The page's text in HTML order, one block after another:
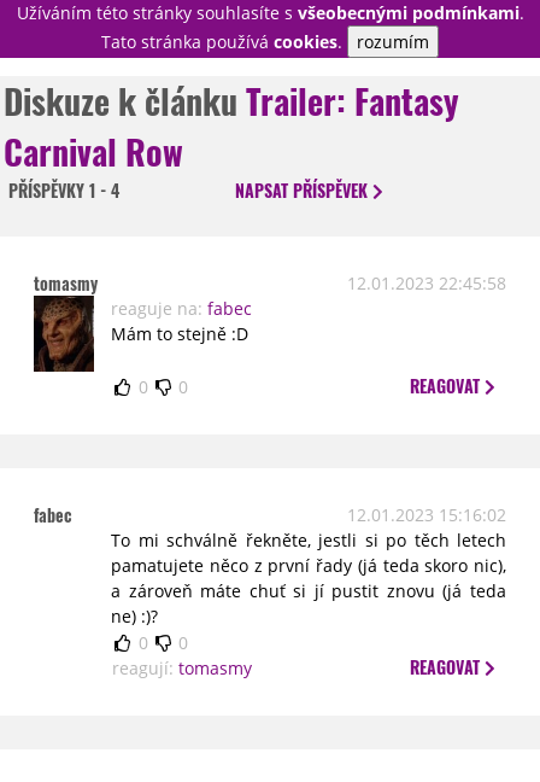
Užíváním této stránky souhlasíte s všeobecnými podmínkami.
Tato stránka používá cookies. rozumím
PŘIHLÁSIT
NOVINKY
TÉMATA
DISKUZE
STATISTIKY
TIRÁŽ
Diskuze k článkuTrailer: Fantasy
Carnival Row
PŘÍSPĚVKY1 - 4 NAPSATPŘÍSPĚVEK
tomasmy
12.01.2023 22:45:58
reaguje na: fabec
Mám to stejně :D
0 0 REAGOVAT
fabec
12.01.2023 15:16:02
To mi schválně řekněte, jestli si po těch letech
pamatujete něco z první řady (já teda skoro nic),
a zároveň máte chuť si jí pustit znovu (já teda
ne) :)?
0
0
reagují: tomasmy REAGOVAT